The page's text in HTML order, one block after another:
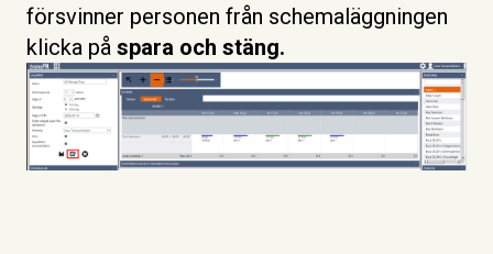
försvinner personen från schemaläggningen
klicka på spara och stäng.